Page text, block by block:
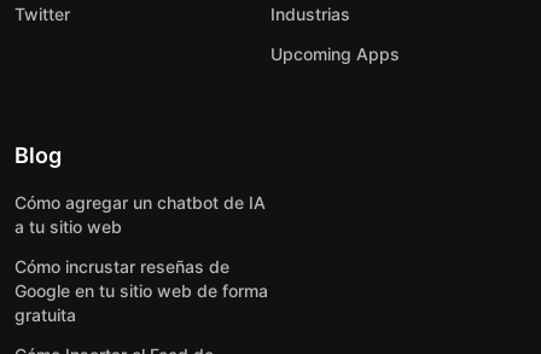
Twitter
Industrias
Upcoming Apps
Blog
Cómo agregar un chatbot de IA
a tu sitio web
Cómo incrustar reseñas de
Google en tu sitio web de forma
gratuita